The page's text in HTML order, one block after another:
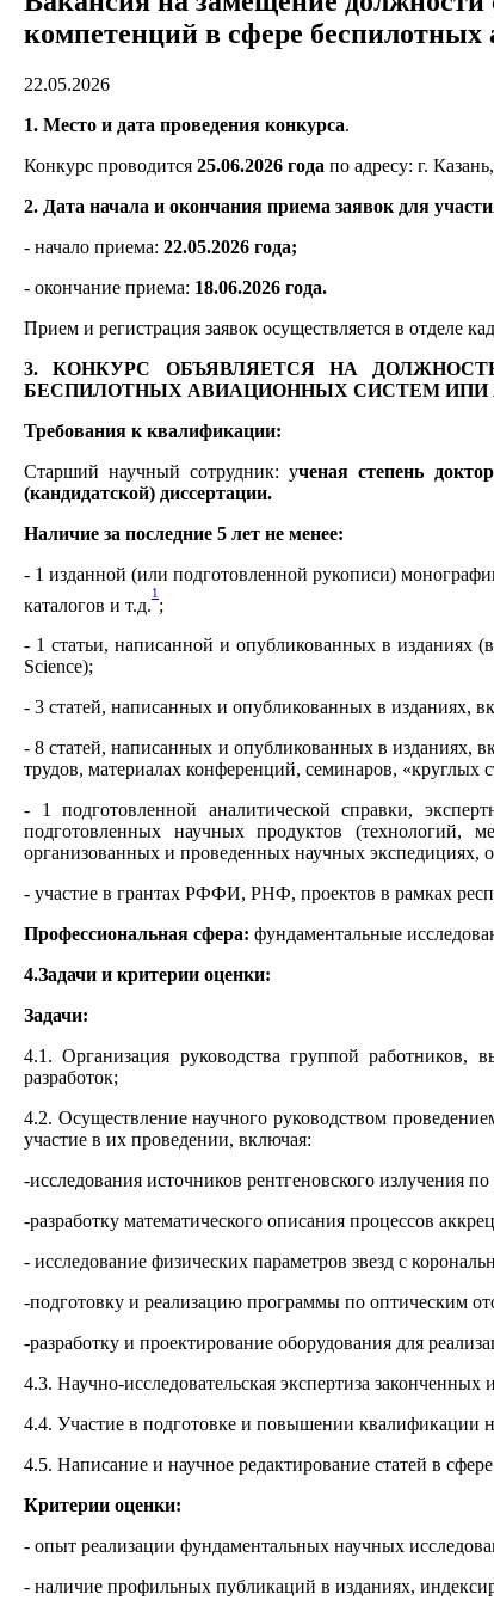
компетенций в сфере
22.05.2026
1. Место и дата проведения конкурса.
Конкурс проводится 25.06.2026 года по адресу: г.
2. Дата начала и окончания приема заявок для
- начало приема: 22.05.2026 года;
- окончание приема: 18.06.2026 года.
Прием и регистрация заявок осуществляется в отделе
3. КОНКУРС ОБЪЯВЛЯЕТСЯ НА
БЕСПИЛОТНЫХ АВИАЦИОННЫХ СИСТЕМ ИПИ
Требования к квалификации:
Старший научный сотрудник: ученая степень
(кандидатской) диссертации.
Наличие за последние 5 лет не менее:
- 1 изданной (или подготовленной рукописи)
каталогов и т.д.
1
;
- 1 статьи, написанной и опубликованных в изданиях
Science);
- 3 статей, написанных и опубликованных в изданиях,
- 8 статей, написанных и опубликованных в изданиях,
трудов, материалах конференций, семинаров, «круглых
- 1 подготовленной аналитической справки,
подготовленных научных продуктов (технологий,
организованных и проведенных научных экспедициях,
- участие в грантах РФФИ, РНФ, проектов в рамках
Профессиональная сфера: фундаментальные
4.Задачи и критерии оценки:
Задачи:
4.1. Организация руководства группой работников,
разработок;
4.2. Осуществление научного руководством
участие в их проведении, включая:
-исследования источников рентгеновского излучения
-разработку математического описания процессов
- исследование физических параметров звезд с
-подготовку и реализацию программы по оптическим
-разработку и проектирование оборудования для
4.3. Научно-исследовательская экспертиза
4.4. Участие в подготовке и повышении квалификации
4.5. Написание и научное редактирование статей в
Критерии оценки:
- опыт реализации фундаментальных научных
- наличие профильных публикаций в изданиях,